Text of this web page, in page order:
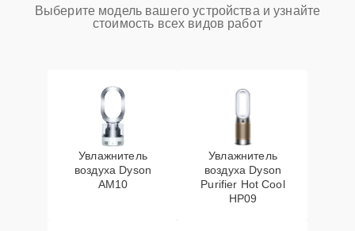
Выберите модель вашего устройства и узнайте
стоимость всех видов работ
Увлажнитель
воздуха Dyson
AM10
Увлажнитель
воздуха Dyson
Purifier Hot Cool
HP09